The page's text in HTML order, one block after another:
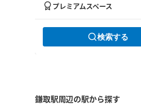
プレミアムスペース
検索する
鎌取駅周辺の駅から探す